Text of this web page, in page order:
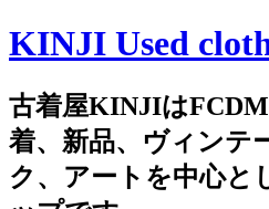
KINJI Used
古着屋KINJIは
着、新品、ヴィンテ
ク、アートを中心と